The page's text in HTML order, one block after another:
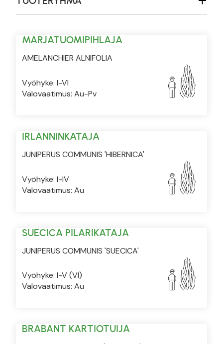
MARJATUOMIPIHLAJA
AMELANCHIER ALNIFOLIA
Vyöhyke: I-VI
Valovaatimus: Au-Pv
IRLANNINKATAJA
JUNIPERUS COMMUNIS 'HIBERNICA'
Vyöhyke: I-IV
Valovaatimus: Au
SUECICA PILARIKATAJA
JUNIPERUS COMMUNIS 'SUECICA'
Vyöhyke: I-V (VI)
Valovaatimus: Au
BRABANT KARTIOTUIJA